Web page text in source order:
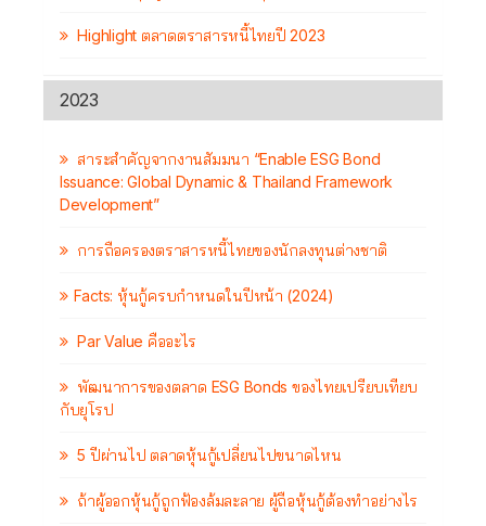
Highlight ตลาดตราสารหนี้ไทยปี 2023
2023
สาระสำคัญจากงานสัมมนา “Enable ESG Bond
Issuance: Global Dynamic & Thailand Framework
Development”
การถือครองตราสารหนี้ไทยของนักลงทุนต่างชาติ
Facts: หุ้นกู้ครบกำหนดในปีหน้า (2024)
Par Value คืออะไร
พัฒนาการของตลาด ESG Bonds ของไทยเปรียบเทียบ
กับยุโรป
5 ปีผ่านไป ตลาดหุ้นกู้เปลี่ยนไปขนาดไหน
ถ้าผู้ออกหุ้นกู้ถูกฟ้องล้มละลาย ผู้ถือหุ้นกู้ต้องทำอย่างไร